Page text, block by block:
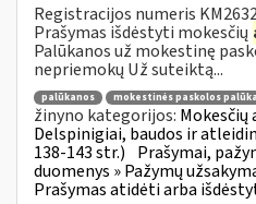
Registracijos numeris
Prašymas išdėstyti mokesčių
Palūkanos už mokestinę
nepriemokų Už suteiktą...
palūkanos mokestinės paskolos
žinyno kategorijos: Mokesčių
Delspinigiai, baudos ir
138-143 str.) Prašymai,
duomenys » Pažymų
Prašymas atidėti arba